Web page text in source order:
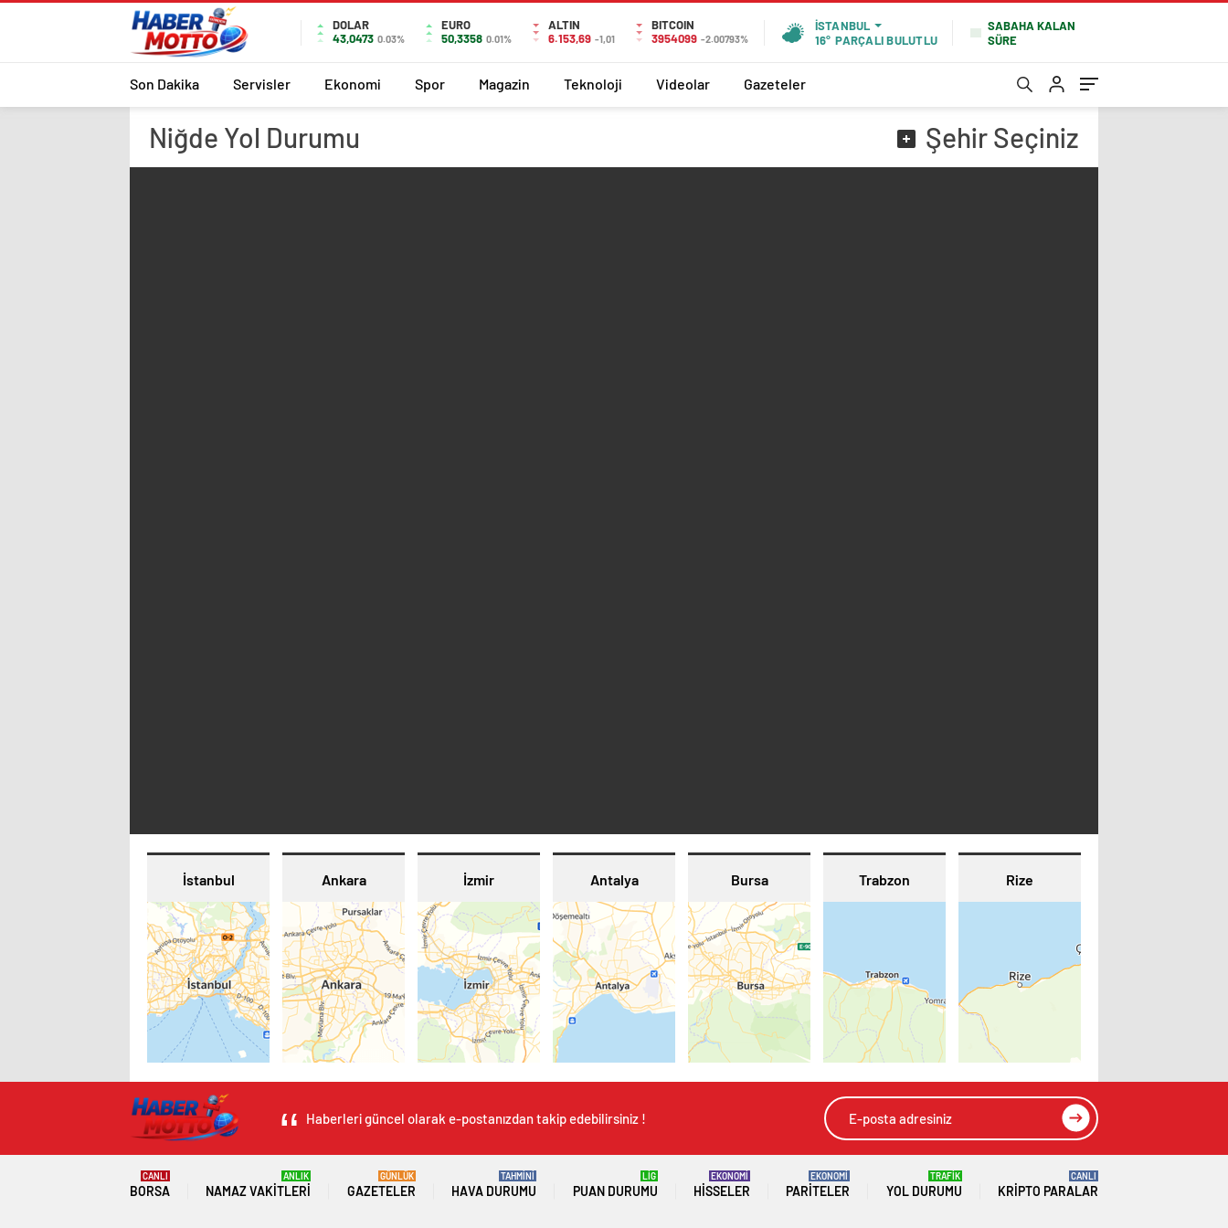
DOLAR
43,0473 0.03%
EURO
50,3358 0.01%
ALTIN
6.153,69 -1,01
BITCOIN
3954099 -2.00793%
İSTANBUL
16° PARÇALI BULUTLU
SABAHA KALAN
SÜRE
Son Dakika Servisler Ekonomi Spor Magazin Teknoloji Videolar Gazeteler
Niğde Yol Durumu ŞehirSeçiniz
İstanbul Ankara İzmir Antalya Bursa Trabzon Rize
Haberleri güncel olarak e-postanızdan takip edebilirsiniz !
BORSA
CANLI
NAMAZ VAKITLERI
ANLIK
GAZETELER
GÜNLÜK
HAVA DURUMU
TAHMİNİ
PUAN DURUMU
LİG
HISSELER
EKONOMİ
PARITELER
EKONOMİ
YOL DURUMU
TRAFİK
KRIPTO PARALAR
CANLI